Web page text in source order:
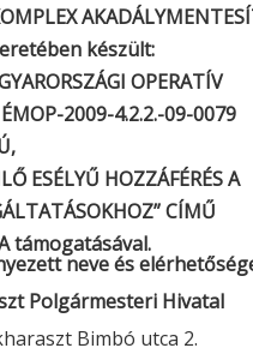
készült:
OPERATÍV
2009-4.2.2.-09-0079
ESÉLYŰ HOZZÁFÉRÉS A
CÍMŰ
támogatásával.
neve és
Polgármesteri Hivatal
Bimbó utca 2.